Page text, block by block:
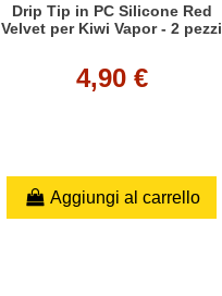
Drip Tip in PC Silicone Red
Velvet per Kiwi Vapor - 2 pezzi
4,90 €
Aggiungi al carrello